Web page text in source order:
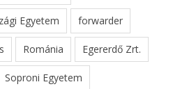
Egyetem forwarder
Románia Egererdő Zrt.
Soproni Egyetem